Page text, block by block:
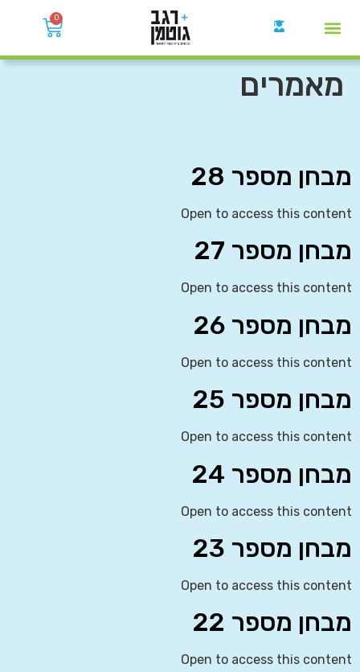
0
מאמרים
מבחן מספר 28
Open to access this content
מבחן מספר 27
Open to access this content
מבחן מספר 26
Open to access this content
מבחן מספר 25
Open to access this content
מבחן מספר 24
Open to access this content
מבחן מספר 23
Open to access this content
מבחן מספר 22
Open to access this content